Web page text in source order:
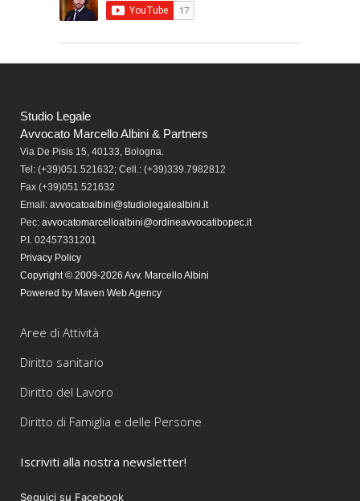
Studio Legale
Avvocato Marcello Albini & Partners
Via De Pisis 15, 40133, Bologna.
Tel: (+39)051.521632; Cell.: (+39)339.7982812
Fax (+39)051.521632
Email: avvocatoalbini@studiolegalealbini.it
Pec: avvocatomarcelloalbini@ordineavvocatibopec.it
P.I. 02457331201
Privacy Policy
Copyright © 2009-2026 Avv. Marcello Albini
Powered by Maven Web Agency
Aree di Attività
Diritto sanitario
Diritto del Lavoro
Diritto di Famiglia e delle Persone
Iscriviti alla nostra newsletter!
Seguici su Facebook